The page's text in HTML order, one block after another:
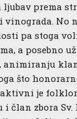
ljubav prema
vinograda. No
pa stoga
a posebno
animiranju
što
je
član zbora Sv.